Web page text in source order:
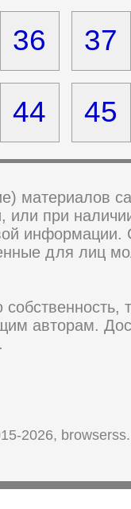
материалов
или при
информации.
для лиц
авторам.
2026,
37
36
44 45